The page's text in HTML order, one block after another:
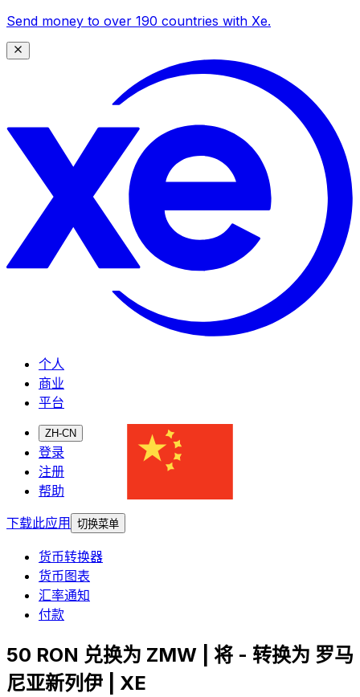
Send money to over 190 countries with Xe.
个人
商业
平台
ZH-CN
登录
注册
帮助
下载此应用
切换菜单
货币转换器
货币图表
汇率通知
付款
50 RON 兑换为 ZMW | 将 - 转换为 罗马
尼亚新列伊 | XE